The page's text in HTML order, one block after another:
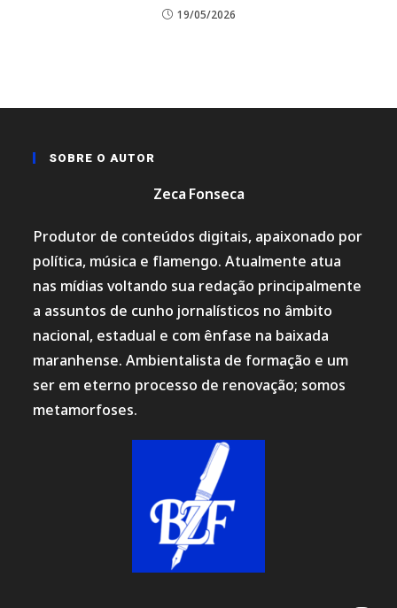
19/05/2026
SOBRE O AUTOR
Zeca Fonseca
Produtor de conteúdos digitais, apaixonado por
política, música e flamengo. Atualmente atua
nas mídias voltando sua redação principalmente
a assuntos de cunho jornalísticos no âmbito
nacional, estadual e com ênfase na baixada
maranhense. Ambientalista de formação e um
ser em eterno processo de renovação; somos
metamorfoses.